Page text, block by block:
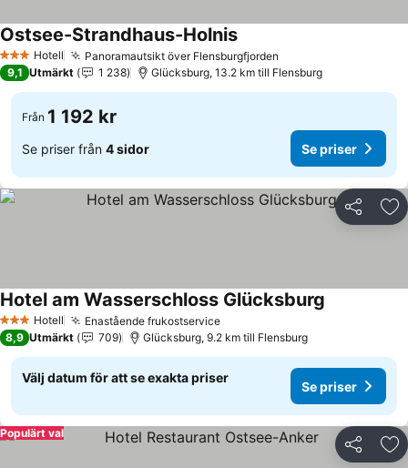
3 StjärnorHotell Panoramautsikt över Flensburgfjorden
Ostsee-Strandhaus-Holnis
9,1 Utmärkt 1 238 Glücksburg, 13.2 km till Flensburg
Från 1 192 kr
Se priser från 4 sidor Se priser
Dela
3 StjärnorHotell Enastående frukostservice
Hotel am Wasserschloss Glücksburg
8,9 Utmärkt 709 Glücksburg, 9.2 km till Flensburg
Välj datum för att se exakta priser
Se priser
Dela
Populärt val